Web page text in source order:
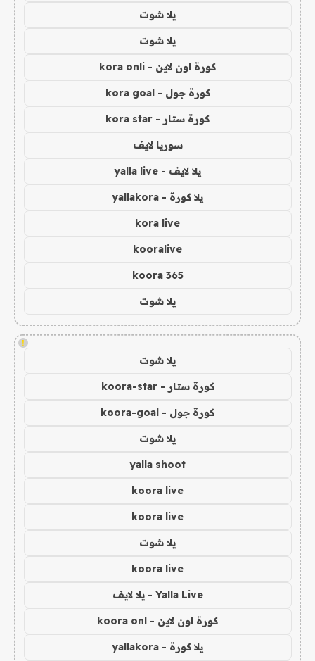
يلا شوت
يلا شوت
كورة اون لاين - kora onli
كورة جول - kora goal
كورة ستار - kora star
سوريا لايف
يلا لايف - yalla live
يلا كورة - yallakora
kora live
kooralive
koora 365
يلا شوت
!
يلا شوت
كورة ستار - koora-star
كورة جول - koora-goal
يلا شوت
yalla shoot
koora live
koora live
يلا شوت
koora live
Yalla Live - يلا لايف
كورة اون لاين - koora onl
يلا كورة - yallakora